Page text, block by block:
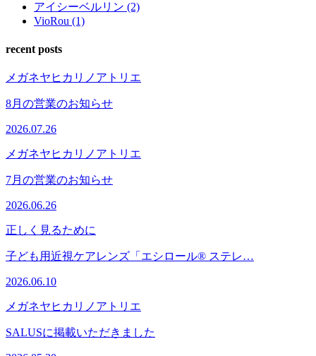
アイシーベルリン (2)
VioRou (1)
recent posts
メガネヤヒカリノアトリエ
8月の営業のお知らせ
2026.07.26
メガネヤヒカリノアトリエ
7月の営業のお知らせ
2026.06.26
正しく見るために
子ども用近視ケアレンズ「エシロール® ステレ…
2026.06.10
メガネヤヒカリノアトリエ
SALUSに掲載いただきました